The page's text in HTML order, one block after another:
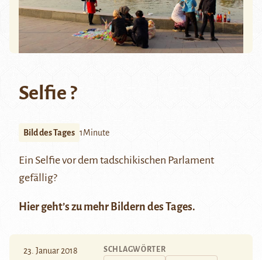
Selfie ?
Bild des Tages 1Minute
Ein Selfie vor dem tadschikischen Parlament
gefällig?
Hier geht’s zu mehr Bildern des Tages.
23. Januar 2018 SCHLAGWÖRTER